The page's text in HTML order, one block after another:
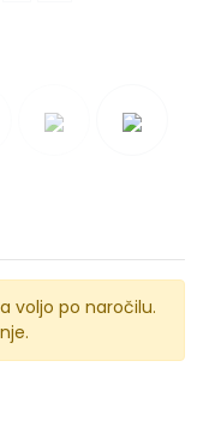
voljo po naročilu.